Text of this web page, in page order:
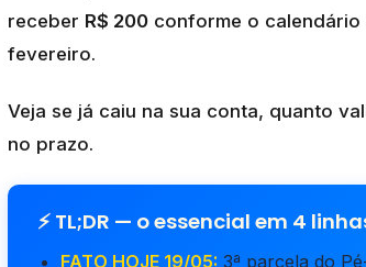
receber R$ 200 conforme o
fevereiro.
Veja se já caiu na sua conta, quanto
no prazo.
⚡ TL;DR — o essencial em 4
FATO HOJE 19/05: 3ª parcela do